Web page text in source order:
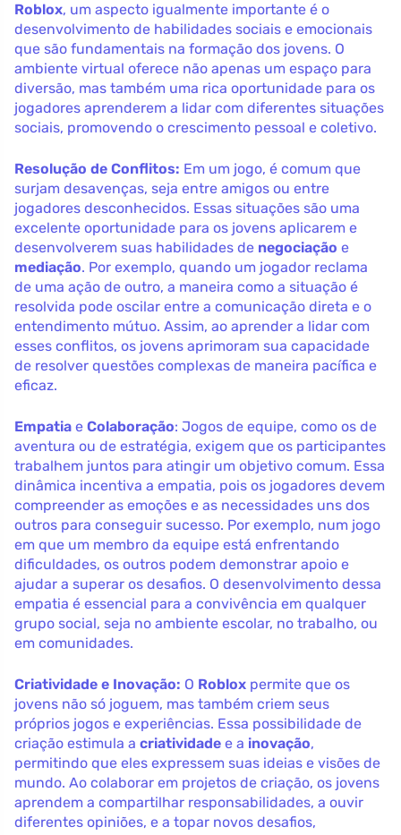
Roblox, um aspecto igualmente importante é o
desenvolvimento de habilidades sociais e emocionais
que são fundamentais na formação dos jovens. O
ambiente virtual oferece não apenas um espaço para
diversão, mas também uma rica oportunidade para os
jogadores aprenderem a lidar com diferentes situações
sociais, promovendo o crescimento pessoal e coletivo.
Resolução de Conflitos: Em um jogo, é comum que
surjam desavenças, seja entre amigos ou entre
jogadores desconhecidos. Essas situações são uma
excelente oportunidade para os jovens aplicarem e
desenvolverem suas habilidades de negociação e
mediação. Por exemplo, quando um jogador reclama
de uma ação de outro, a maneira como a situação é
resolvida pode oscilar entre a comunicação direta e o
entendimento mútuo. Assim, ao aprender a lidar com
esses conflitos, os jovens aprimoram sua capacidade
de resolver questões complexas de maneira pacífica e
eficaz.
Empatia e Colaboração: Jogos de equipe, como os de
aventura ou de estratégia, exigem que os participantes
trabalhem juntos para atingir um objetivo comum. Essa
dinâmica incentiva a empatia, pois os jogadores devem
compreender as emoções e as necessidades uns dos
outros para conseguir sucesso. Por exemplo, num jogo
em que um membro da equipe está enfrentando
dificuldades, os outros podem demonstrar apoio e
ajudar a superar os desafios. O desenvolvimento dessa
empatia é essencial para a convivência em qualquer
grupo social, seja no ambiente escolar, no trabalho, ou
em comunidades.
Criatividade e Inovação: O Roblox permite que os
jovens não só joguem, mas também criem seus
próprios jogos e experiências. Essa possibilidade de
criação estimula a criatividade e a inovação,
permitindo que eles expressem suas ideias e visões de
mundo. Ao colaborar em projetos de criação, os jovens
aprendem a compartilhar responsabilidades, a ouvir
diferentes opiniões, e a topar novos desafios,